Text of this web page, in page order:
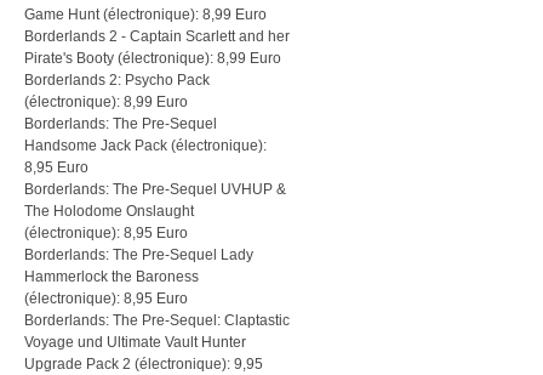
Game Hunt (électronique): 8,99 Euro
Borderlands 2 - Captain Scarlett and her
Pirate's Booty (électronique): 8,99 Euro
Borderlands 2: Psycho Pack
(électronique): 8,99 Euro
Borderlands: The Pre-Sequel
Handsome Jack Pack (électronique):
8,95 Euro
Borderlands: The Pre-Sequel UVHUP &
The Holodome Onslaught
(électronique): 8,95 Euro
Borderlands: The Pre-Sequel Lady
Hammerlock the Baroness
(électronique): 8,95 Euro
Borderlands: The Pre-Sequel: Claptastic
Voyage und Ultimate Vault Hunter
Upgrade Pack 2 (électronique): 9,95